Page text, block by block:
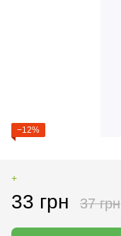
−12%
+
33 грн 37 грн